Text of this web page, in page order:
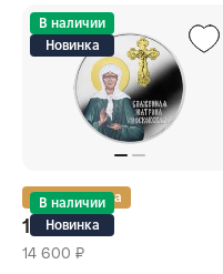
В наличии
Новинка
Золотая карта
В наличии
Новинка
14 400 ₽
14 600 ₽